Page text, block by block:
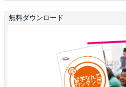
無料ダウンロード